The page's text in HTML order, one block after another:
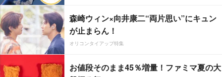
森崎ウィン×向井康二“両片思い”にキュン
が止まらん！
オリコンタイアップ特集
お値段そのまま45％増量！ファミマ夏の大